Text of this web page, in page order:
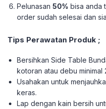
Pelunasan50% bisa anda
order sudah selesai dan
Tips Perawatan Produk ;
Bersihkan Side Table
kotoran atau debu minimal
Usahakan untuk
keras.
Lap dengan kain bersih